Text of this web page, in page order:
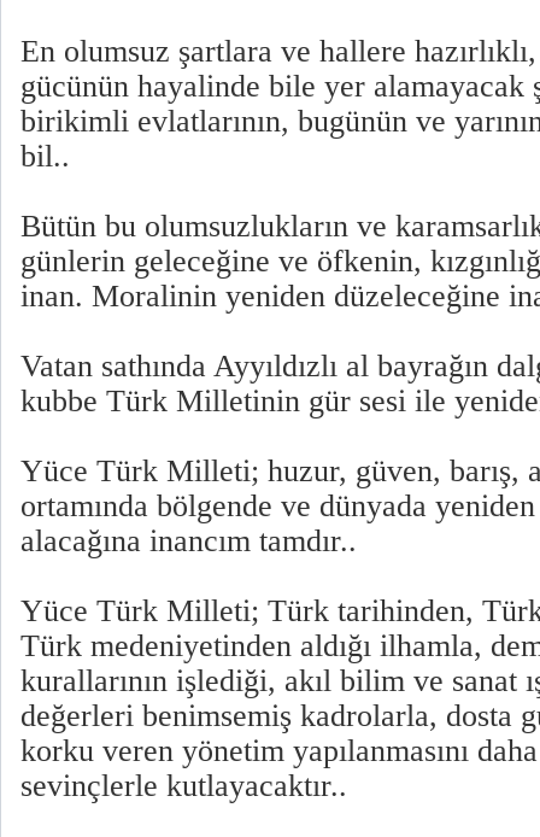
En olumsuz şartlara ve hallere
gücünün hayalinde bile yer alamayacak
birikimli evlatlarının, bugünün ve
bil..
Bütün bu olumsuzlukların ve
günlerin geleceğine ve öfkenin,
inan. Moralinin yeniden düzeleceğine
Vatan sathında Ayyıldızlı al bayrağın
kubbe Türk Milletinin gür sesi ile
Yüce Türk Milleti; huzur, güven, barış,
ortamında bölgende ve dünyada
alacağına inancım tamdır..
Yüce Türk Milleti; Türk tarihinden, Türk
Türk medeniyetinden aldığı ilhamla,
kurallarının işlediği, akıl bilim ve sanat
değerleri benimsemiş kadrolarla, dosta
korku veren yönetim yapılanmasını
sevinçlerle kutlayacaktır..